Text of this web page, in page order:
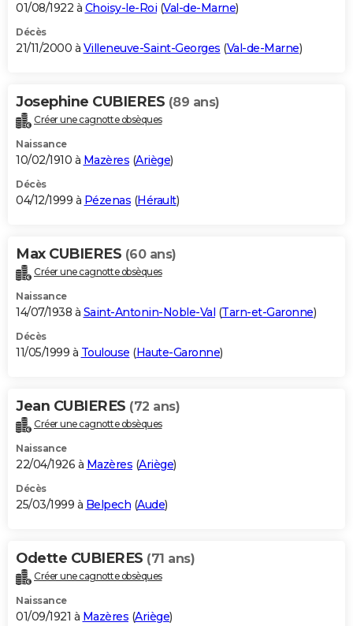
01/08/1922 à Choisy-le-Roi (Val-de-Marne)
Décès
21/11/2000 à Villeneuve-Saint-Georges (Val-de-Marne)
Josephine CUBIERES (89 ans)
Créer une cagnotte obsèques
Naissance
10/02/1910 à Mazères (Ariège)
Décès
04/12/1999 à Pézenas (Hérault)
Max CUBIERES (60 ans)
Créer une cagnotte obsèques
Naissance
14/07/1938 à Saint-Antonin-Noble-Val (Tarn-et-Garonne)
Décès
11/05/1999 à Toulouse (Haute-Garonne)
Jean CUBIERES (72 ans)
Créer une cagnotte obsèques
Naissance
22/04/1926 à Mazères (Ariège)
Décès
25/03/1999 à Belpech (Aude)
Odette CUBIERES (71 ans)
Créer une cagnotte obsèques
Naissance
01/09/1921 à Mazères (Ariège)